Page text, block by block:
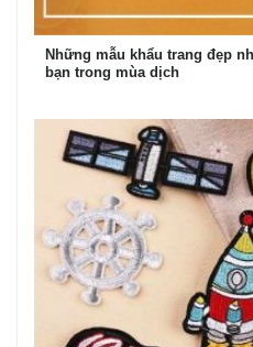
Những mẫu khẩu trang đẹp
bạn trong mùa dịch